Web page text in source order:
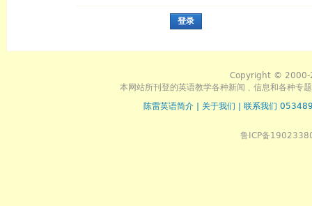
登录
Copyright © 2000-
本网站所刊登的英语教学各种新闻﹑信息和各种专
陈雷英语简介
关于我们 联系我们
鲁ICP备